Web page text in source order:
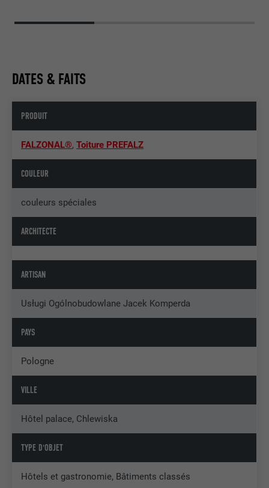
DATES & FAITS
PRODUIT
FALZONAL®,Toiture PREFALZ
COULEUR
couleurs spéciales
ARCHITECTE
ARTISAN
Usługi Ogólnobudowlane Jacek Komperda
PAYS
Pologne
VILLE
Hôtel palace, Chlewiska
TYPE D'OBJET
Hôtels et gastronomie, Bâtiments classés